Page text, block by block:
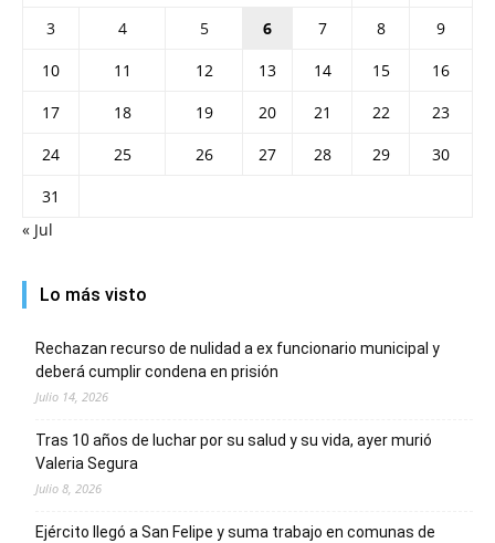
3
4 5 6 7 8
9
10
11 12 13 14 15
16
17
18 19 20 21 22
23
24
25 26 27 28 29
30
31
« Jul
Lo más visto
Rechazan recurso de nulidad a ex funcionario municipal y
deberá cumplir condena en prisión
Julio 14, 2026
Tras 10 años de luchar por su salud y su vida, ayer murió
Valeria Segura
Julio 8, 2026
Ejército llegó a San Felipe y suma trabajo en comunas de